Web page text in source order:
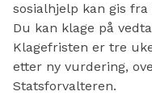
sosialhjelp kan gis
Du kan klage på
Klagefristen er tre
etter ny vurdering,
Statsforvalteren.